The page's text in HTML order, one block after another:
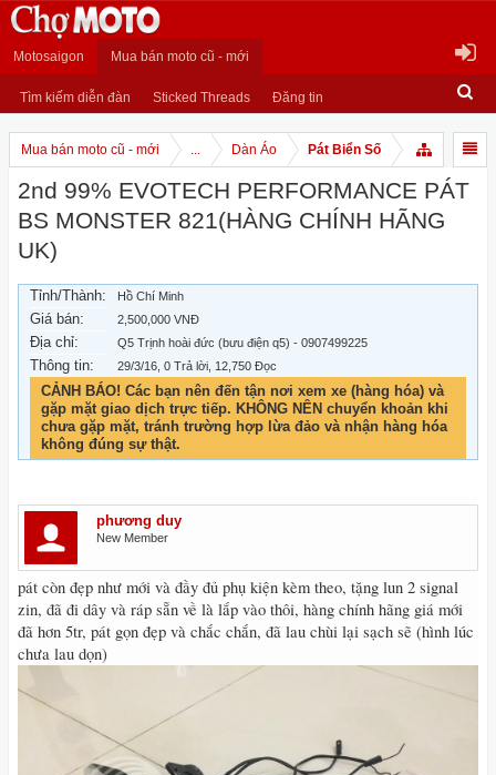
Motosaigon Mua bán moto cũ - mới
Tìm kiếm diễn đàn Sticked Threads Đăng tin
Mua bán moto cũ - mới ... Dàn Áo Pát Biển Số
2nd 99% EVOTECH PERFORMANCE PÁT
BS MONSTER 821(HÀNG CHÍNH HÃNG
UK)
Tỉnh/Thành: Hồ Chí Minh
Giá bán: 2,500,000 VNĐ
Địa chỉ: Q5 Trịnh hoài đức (bưu điện q5) - 0907499225
Thông tin: 29/3/16 , 0 Trả lời, 12,750 Đọc
CẢNH BÁO! Các bạn nên đến tận nơi xem xe (hàng hóa) và
gặp mặt giao dịch trực tiếp. KHÔNG NÊN chuyển khoản khi
chưa gặp mặt, tránh trường hợp lừa đảo và nhận hàng hóa
không đúng sự thật.
phương duy
New Member
pát còn đẹp như mới và đầy đủ phụ kiện kèm theo, tặng lun 2 signal
zin, đã đi dây và ráp sẵn về là lắp vào thôi, hàng chính hãng giá mới
đã hơn 5tr, pát gọn đẹp và chắc chắn, đã lau chùi lại sạch sẽ (hình lúc
chưa lau dọn)